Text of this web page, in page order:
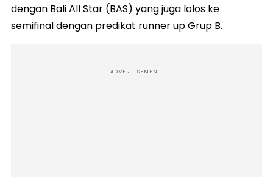
dengan Bali All Star (BAS) yang juga lolos ke
semifinal dengan predikat runner up Grup B.
ADVERTISEMENT